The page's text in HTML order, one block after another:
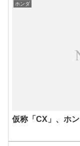
ホンダ
仮称「CX」、ホ